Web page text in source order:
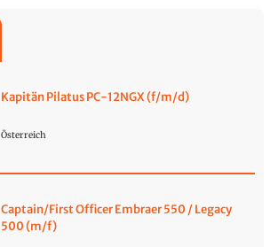
Kapitän Pilatus PC-12NGX (f/m/d)
Österreich
Captain/First Officer Embraer 550 / Legacy
500 (m/f)